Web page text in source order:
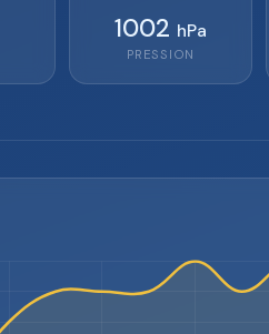
1002 hPa
PRESSION